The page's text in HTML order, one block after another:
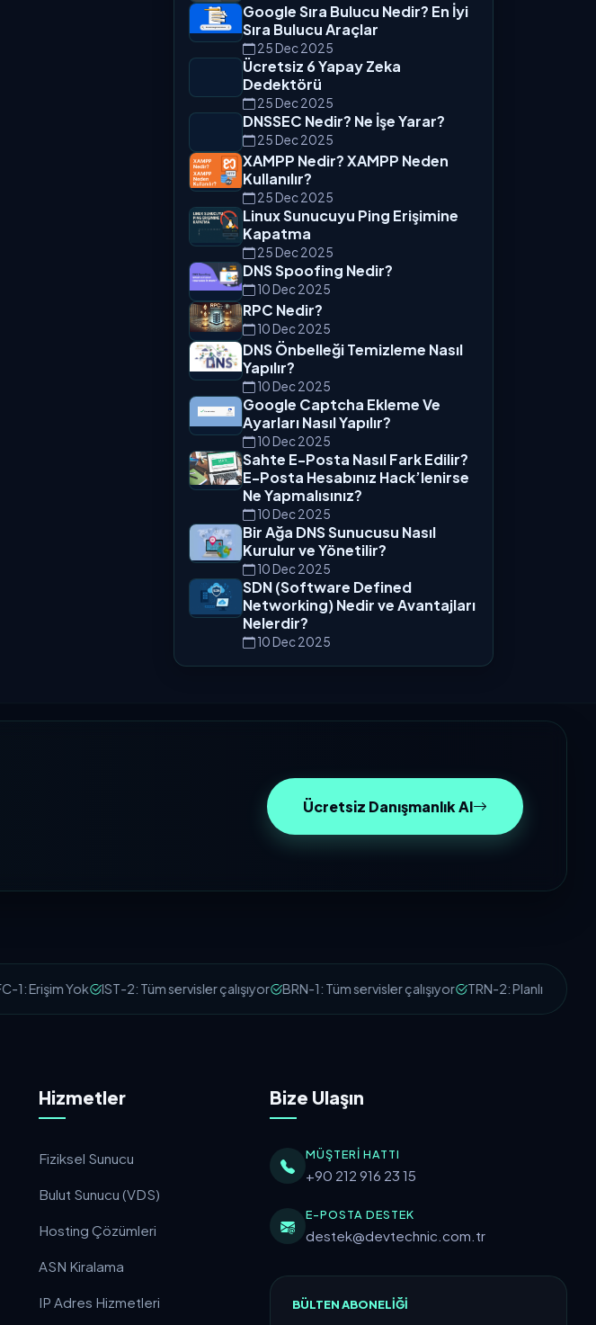
Google Sıra Bulucu Nedir? En İyi
Sıra Bulucu Araçlar
25 Dec 2025
Ücretsiz 6 Yapay Zeka
Dedektörü
25 Dec 2025
DNSSEC Nedir? Ne İşe Yarar?
25 Dec 2025
XAMPP Nedir? XAMPP Neden
Kullanılır?
25 Dec 2025
Linux Sunucuyu Ping Erişimine
Kapatma
25 Dec 2025
DNS Spoofing Nedir?
10 Dec 2025
RPC Nedir?
10 Dec 2025
DNS Önbelleği Temizleme Nasıl
Yapılır?
10 Dec 2025
Google Captcha Ekleme Ve
Ayarları Nasıl Yapılır?
10 Dec 2025
Sahte E-Posta Nasıl Fark Edilir?
E-Posta Hesabınız Hack’lenirse
Ne Yapmalısınız?
10 Dec 2025
Bir Ağa DNS Sunucusu Nasıl
Kurulur ve Yönetilir?
10 Dec 2025
SDN (Software Defined
Networking) Nedir ve Avantajları
Nelerdir?
10 Dec 2025
Ücretsiz Danışmanlık Al
1: Erişim Yok IST-2: Tüm servisler çalışıyor BRN-1: Tüm servisler çalışıyor TRN-2: Planlı Bakım
Hizmetler
Fiziksel Sunucu
Bulut Sunucu (VDS)
Hosting Çözümleri
ASN Kiralama
IP Adres Hizmetleri
Bize Ulaşın
MÜŞTERI HATTI
+90 212 916 23 15
E-POSTA DESTEK
destek@devtechnic.com.tr
BÜLTEN ABONELIĞI